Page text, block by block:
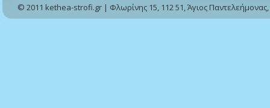
© 2011 kethea-strofi.gr | Φλωρίνης 15, 112 51, Άγιος Παντελεήμονας,